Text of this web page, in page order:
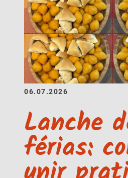
06.07.2026
Lanche
férias: